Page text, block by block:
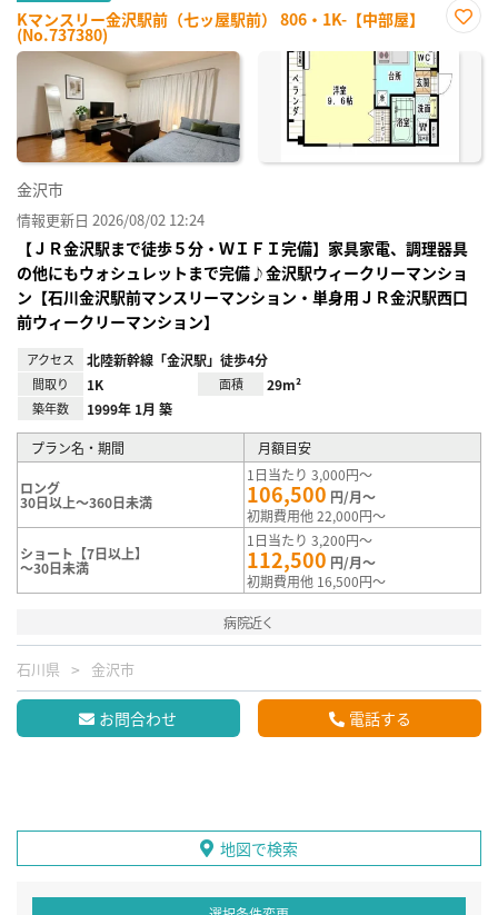
Kマンスリー金沢駅前（七ッ屋駅前） 806・1K-【中部屋】
(No.737380)
に入
り登
録
金沢市
情報更新日 2026/08/02 12:24
【ＪＲ金沢駅まで徒歩５分・ＷＩＦＩ完備】家具家電、調理器具
の他にもウォシュレットまで完備♪金沢駅ウィークリーマンショ
ン【石川金沢駅前マンスリーマンション・単身用ＪＲ金沢駅西口
前ウィークリーマンション】
アクセス 北陸新幹線「金沢駅」徒歩4分
間取り 1K 面積 29m²
築年数 1999年 1月 築
プラン名・期間 月額目安
ロング
30日以上～360日未満
1日当たり 3,000円～
106,500 円/月～
初期費用他 22,000円～
ショート【7日以上】
～30日未満
1日当たり 3,200円～
112,500 円/月～
初期費用他 16,500円～
病院近く
石川県 金沢市
お問合わせ 電話する
地図で検索